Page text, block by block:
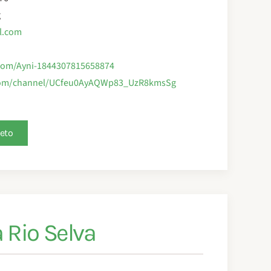
Ayni-1844307815658874
channel/UCfeu0AyAQWp83_UzR8kmsSg
Selva